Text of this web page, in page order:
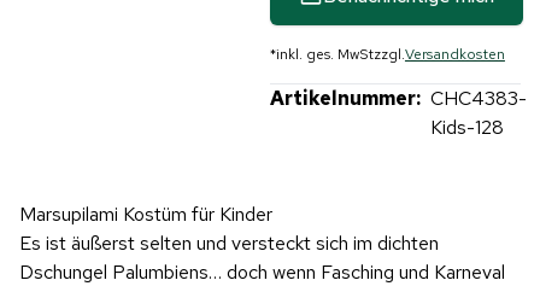
*inkl. ges. MwStzzgl.Versandkosten
Artikelnummer: CHC4383-
Kids-128
Marsupilami Kostüm für Kinder
Es ist äußerst selten und versteckt sich im dichten
Dschungel Palumbiens… doch wenn Fasching und Karneval